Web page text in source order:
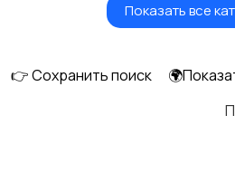
Красота и здоровьеПоказать все
👉 Сохранить поиск